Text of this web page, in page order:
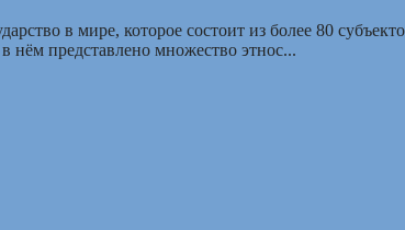
в мире, которое состоит из более 80
нём представлено множество этнос...